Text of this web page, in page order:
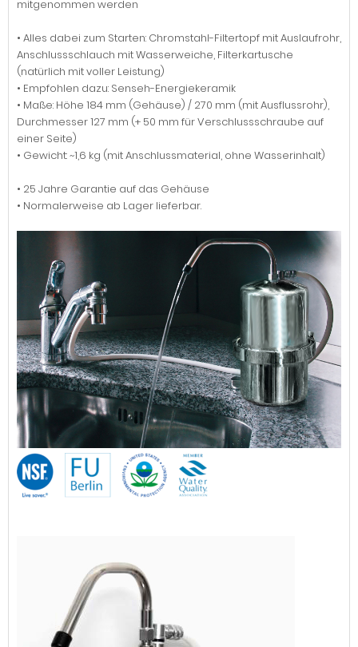
mitgenommen werden
• Alles dabei zum Starten: Chromstahl-Filtertopf mit Auslaufrohr,
Anschlussschlauch mit Wasserweiche, Filterkartusche
(natürlich mit voller Leistung)
• Empfohlen dazu: Senseh-Energiekeramik
• Maße: Höhe 184 mm (Gehäuse) / 270 mm (mit Ausflussrohr),
Durchmesser 127 mm (+ 50 mm für Verschlussschraube auf
einer Seite)
• Gewicht: ~1,6 kg (mit Anschlussmaterial, ohne Wasserinhalt)
• 25 Jahre Garantie auf das Gehäuse
• Normalerweise ab Lager lieferbar.